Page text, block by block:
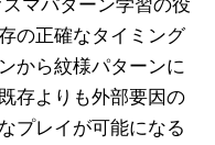
マパターン学習の役
の正確なタイミング
から紋様パターンに
存よりも外部要因の
プレイが可能になる